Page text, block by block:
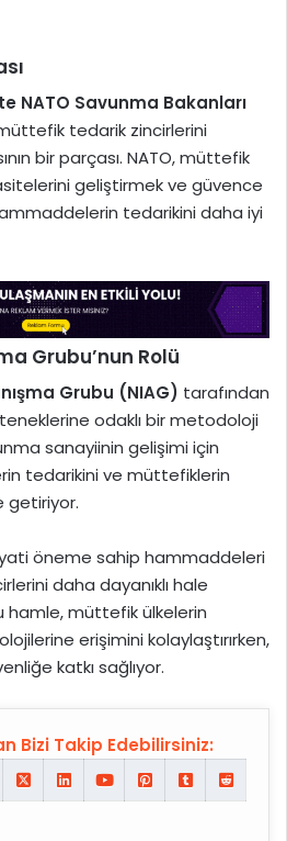
NATO Savunma Bakanları
tedarik zincirlerini
bir parçası. NATO, müttefik
geliştirmek ve güvence
tedarikini daha iyi
Grubu’nun Rolü
Grubu (NIAG) tarafından
odaklı bir metodoloji
sanayiinin gelişimi için
tedarikini ve müttefiklerin
getiriyor.
öneme sahip hammaddeleri
daha dayanıklı hale
hamle, müttefik ülkelerin
erişimini kolaylaştırırken,
katkı sağlıyor.
Bizi Takip Edebilirsiniz: